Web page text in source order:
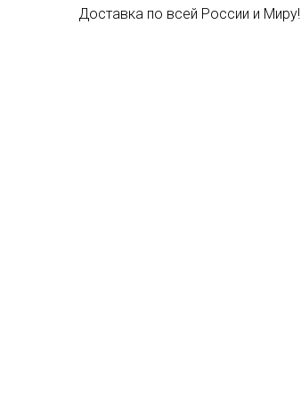
Доставка по всей России и Миру!